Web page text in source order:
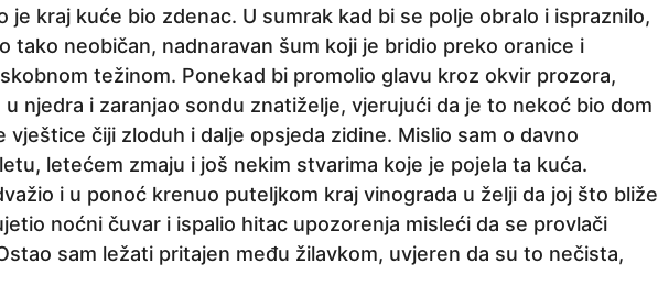
je kraj kuće bio zdenac. U sumrak kad bi se polje obralo i ispraznilo,
tako neobičan, nadnaravan šum koji je bridio preko oranice i
težinom. Ponekad bi promolio glavu kroz okvir prozora,
u njedra i zaranjao sondu znatiželje, vjerujući da je to nekoć bio dom
vještice čiji zloduh i dalje opsjeda zidine. Mislio sam o davno
letećem zmaju i još nekim stvarima koje je pojela ta kuća.
i u ponoć krenuo puteljkom kraj vinograda u želji da joj što bliže
noćni čuvar i ispalio hitac upozorenja misleći da se provlači
sam ležati pritajen među žilavkom, uvjeren da su to nečista,